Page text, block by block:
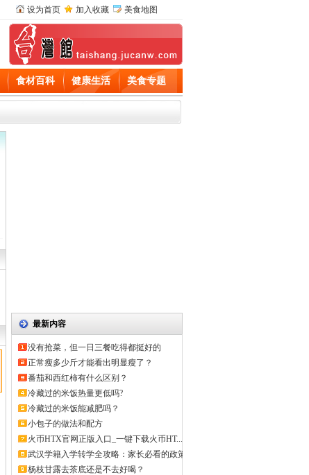
设为首页 加入收藏 美食地图
食材百科 健康生活 美食专题
最新内容
没有抢菜，但一日三餐吃得都挺好的
正常瘦多少斤才能看出明显瘦了？
番茄和西红柿有什么区别？
冷藏过的米饭热量更低吗?
冷藏过的米饭能减肥吗？
小包子的做法和配方
火币HTX官网正版入口_一键下载火币HT...
武汉学籍入学转学全攻略：家长必看的政策
解...
杨枝甘露去茶底还是不去好喝？